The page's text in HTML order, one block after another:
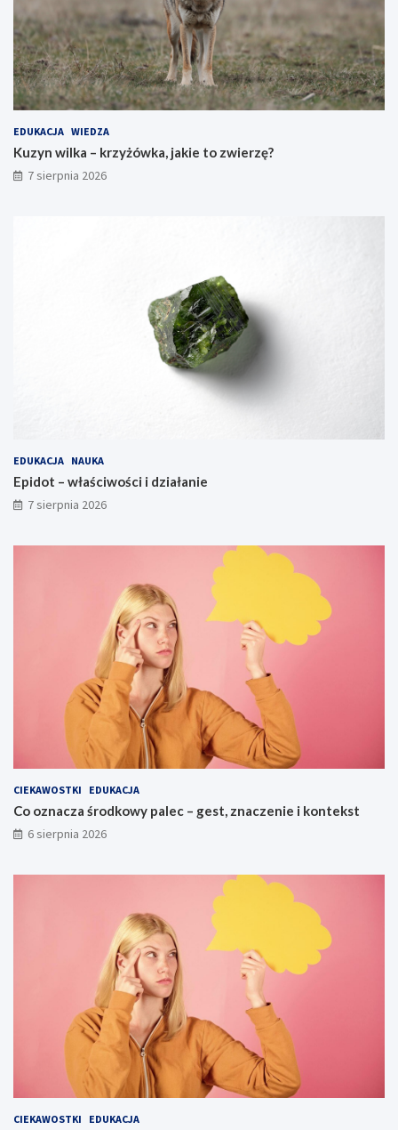
EDUKACJA WIEDZA
Kuzyn wilka – krzyżówka, jakie to zwierzę?
7 sierpnia 2026
EDUKACJA NAUKA
Epidot – właściwości i działanie
7 sierpnia 2026
CIEKAWOSTKI EDUKACJA
Co oznacza środkowy palec – gest, znaczenie i kontekst
6 sierpnia 2026
CIEKAWOSTKI EDUKACJA